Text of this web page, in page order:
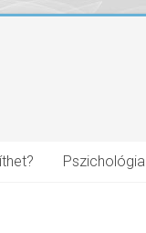
Pszichológia